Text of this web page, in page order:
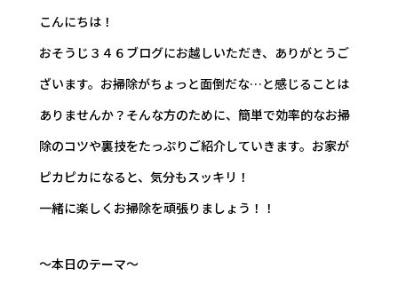
こんにちは！
おそうじ３４６ブログにお越しいただき、ありがとうご
ざいます。お掃除がちょっと面倒だな…と感じることは
ありませんか？そんな方のために、簡単で効率的なお掃
除のコツや裏技をたっぷりご紹介していきます。お家が
ピカピカになると、気分もスッキリ！
一緒に楽しくお掃除を頑張りましょう！！
～本日のテーマ～